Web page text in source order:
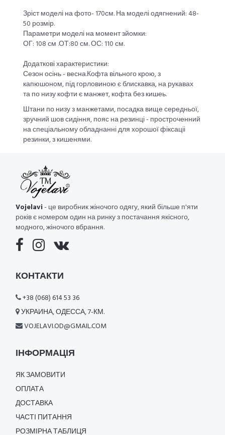
Зріст моделі на фото- 170см. На моделі одягнений: 48-
50 розмір.
Параметри моделі на момент зйомки:
ОГ: 108 см .ОТ:80 см. ОС: 110 см.
Додаткові характеристики:
Сезон осінь - весна.Кофта вільного крою, з
капюшоном, під горловиною є блискавка, на рукавах
та по низу кофти є манжет, кофта без кишеь.
Штани по низу з манжетами, посадка вище середньої,
зручний шов сидіння, пояс на резинці - простроченний
на спеціальному обладнанні для хорошої фіксаціі
резинки, з кишенями.
Vojelavi- це виробник жіночого одягу, який більше п'яти
років є номером один на ринку з постачання якісного,
модного, жіночого вбрання.
КОНТАКТИ
+38 (068) 614 53 36
УКРАИНА, ОДЕССА, 7-КМ.
VOJELAVI.OD@GMAIL.COM
ІНФОРМАЦІЯ
ЯК ЗАМОВИТИ
ОПЛАТА
ДОСТАВКА
ЧАСТІ ПИТАННЯ
РОЗМІРНА ТАБЛИЦЯ